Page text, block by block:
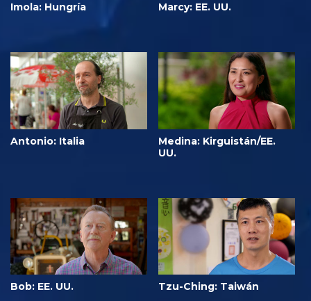
Imola: Hungría Marcy: EE. UU.
Antonio: Italia
Medina: Kirguistán/EE.
UU.
Bob: EE. UU. Tzu-Ching: Taiwán